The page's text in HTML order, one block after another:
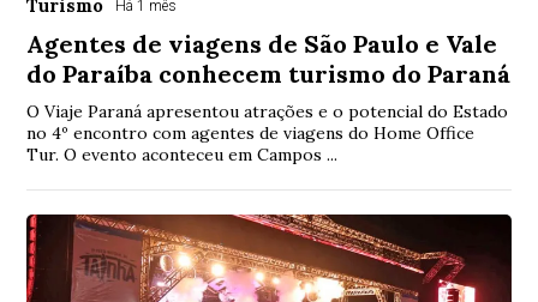
Turismo Há 1 mês
Agentes de viagens de São Paulo e Vale
do Paraíba conhecem turismo do Paraná
O Viaje Paraná apresentou atrações e o potencial do Estado
no 4º encontro com agentes de viagens do Home Office
Tur. O evento aconteceu em Campos ...